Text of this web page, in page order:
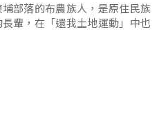
部落的布農族人，是原住民族
輩，在「還我土地運動」中也